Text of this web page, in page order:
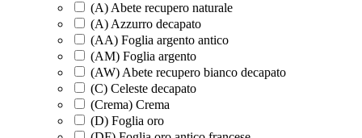
(A) Abete recupero naturale
(A) Azzurro decapato
(AA) Foglia argento antico
(AM) Foglia argento
(AW) Abete recupero bianco decapato
(C) Celeste decapato
(Crema) Crema
(D) Foglia oro